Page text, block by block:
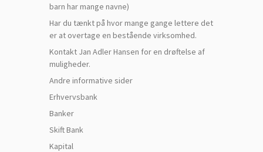
barn har mange navne)
Har du tænkt på hvor mange gange lettere det
er at overtage en bestående virksomhed.
Kontakt Jan Adler Hansen for en drøftelse af
muligheder.
Andre informative sider
Erhvervsbank
Banker
Skift Bank
Kapital